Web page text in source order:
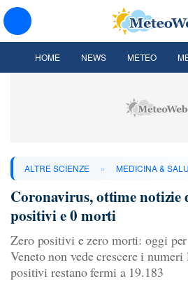
HOME NEWS METEO
ALTRE SCIENZE » MEDICINA &
Coronavirus, ottime notizie
positivi e 0 morti
Zero positivi e zero morti: oggi
Veneto non vede crescere i
positivi restano fermi a 19.183